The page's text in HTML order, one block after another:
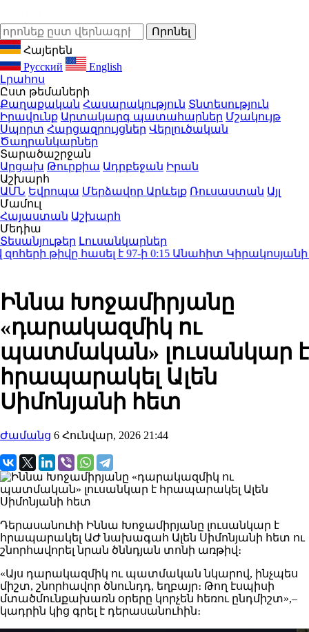
Հայերեն
Русский
English
Լրահոս
Ըստ թեմաների
Քաղաքական Հասարակություն Տնտեսություն
Իրավունք Արտակարգ պատահարներ Մշակույթ
Սպորտ Հարցազրույցներ Վերլուծական
Ծաղրանկարներ
Տարածաշրջան
Արցախ Թուրքիա Ադրբեջան Իրան
Աշխարհ
ԱՄՆ Եվրոպա Մերձավոր Արևելք Ռուսաստան Այլ
Մամուլ
Հայաստան Աշխարհ
Մեդիա
Տեսանյութեր Լուսանկարներ
թիվը հասել է 97-ի0:15Անահիտ Կիրակոսյանի ու
Իննա Խոջամիրյանը
«դարակազմիկ ու
պատմական» լուսանկար է
հրապարակել Ալեն
Սիմոնյանի հետ
Ժամանց 6 Հունվար, 2026 21:44
Դերասանուհի Իննա Խոջամիրյանը լուսանկար է
հրապարակել ԱԺ նախագահ Ալեն Սիմոնյանի հետ ու
շնորհավորել նրան ծննդյան տոնի առթիվ։
«Այս դարակազմիկ ու պատմական նկարով, ինչպես
միշտ, շնորհավոր ծնունդդ, եղբայր։ Թող էսպիսի
մտածմունքախառն օրերը կորչեն հեռու ընդմիշտ»,–
կադրին կից գրել է դերասանուհին։